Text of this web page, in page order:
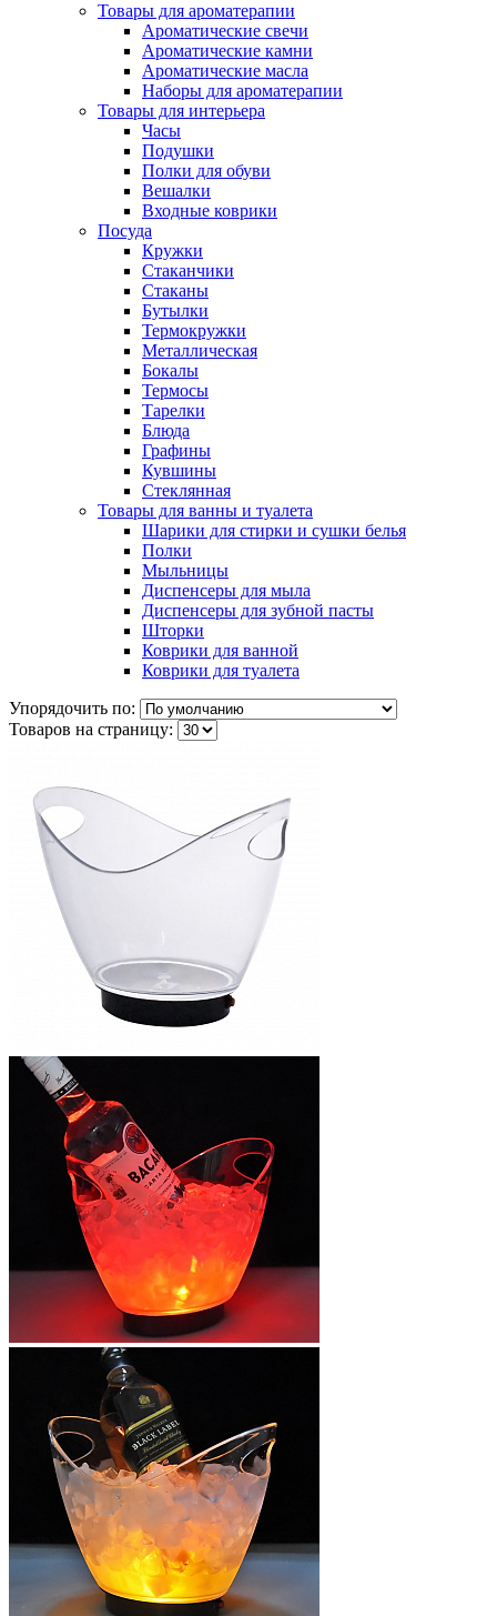
Товары для ароматерапии
Ароматические свечи
Ароматические камни
Ароматические масла
Наборы для ароматерапии
Товары для интерьера
Часы
Подушки
Полки для обуви
Вешалки
Входные коврики
Посуда
Кружки
Стаканчики
Стаканы
Бутылки
Термокружки
Металлическая
Бокалы
Термосы
Тарелки
Блюда
Графины
Кувшины
Стеклянная
Товары для ванны и туалета
Шарики для стирки и сушки белья
Полки
Мыльницы
Диспенсеры для мыла
Диспенсеры для зубной пасты
Шторки
Коврики для ванной
Коврики для туалета
Упорядочить по:
Товаров на страницу: